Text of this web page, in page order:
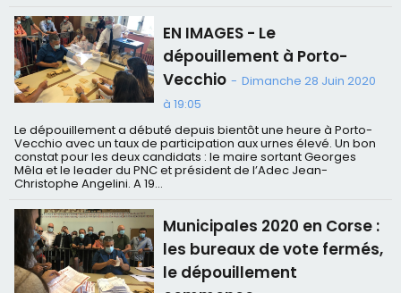
EN IMAGES - Le
dépouillement à Porto-
Vecchio - Dimanche 28 Juin 2020
à 19:05
Le dépouillement a débuté depuis bientôt une heure à Porto-
Vecchio avec un taux de participation aux urnes élevé. Un bon
constat pour les deux candidats : le maire sortant Georges
Mêla et le leader du PNC et président de l’Adec Jean-
Christophe Angelini. A 19...
Municipales 2020 en Corse :
les bureaux de vote fermés,
le dépouillement